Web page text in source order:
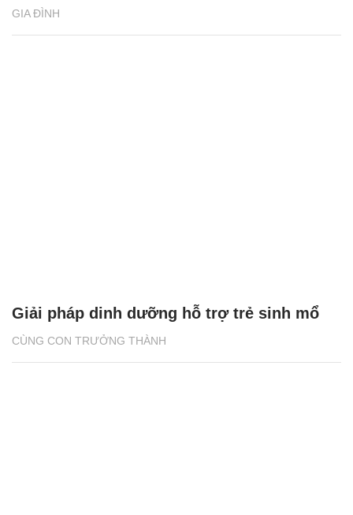
GIA ĐÌNH
CÙNG CON TRƯỞNG THÀNH
Giải pháp dinh dưỡng hỗ trợ trẻ sinh mổ